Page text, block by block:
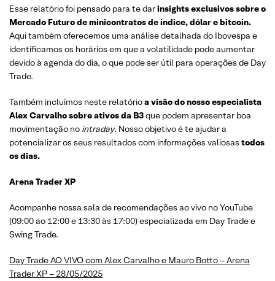
Esse relatório foi pensado para te darinsights exclusivos sobre o
Mercado Futuro de minicontratos de índice, dólar e bitcoin.
Aqui também oferecemos uma análise detalhada do Ibovespa e
identificamos os horários em que a volatilidade pode aumentar
devido à agenda do dia, o que pode ser útil para operações de Day
Trade.
Também incluímos neste relatórioa visão do nosso especialista
Alex Carvalho sobre ativos da B3que podem apresentar boa
movimentação no intraday. Nosso objetivo é te ajudar a
potencializar os seus resultados com informações valiosas todos
os dias.
Arena Trader XP
Acompanhe nossa sala de recomendações ao vivo no YouTube
(09:00 ao 12:00 e 13:30 às 17:00) especializada em Day Trade e
Swing Trade.
Day Trade AO VIVO com Alex Carvalho e Mauro Botto – Arena
Trader XP – 28/05/2025